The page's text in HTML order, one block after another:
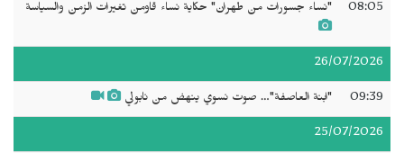
08:05 "نساء جسورات من طهران" حكاية نساء قاومن تغيرات الزمن والسياسة
26/07/2026
09:39 "ابنة العاصفة"… صوت نسوي ينهض من نابولي
25/07/2026